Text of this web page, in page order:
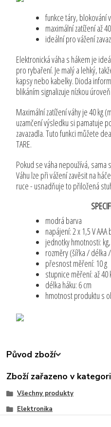
funkce táry, blokování
maximální zatížení až
ideální pro vážení
Elektronická váha s hákem je
pro rybaření. Je malý a lehký,
kapsy nebo kabelky. Dioda
blikáním signalizuje nízkou
Maximální zatížení váhy je 40 kg
uzamčení výsledku si pamatuje
zavazadla. Tuto funkci můžete
TARE.
Pokud se váha nepoužívá, sama
Váhu lze při vážení zavěsit na
ruce - usnadňuje to přiložená
modrá barva
napájení: 2 x 1,5 V
jednotky hmotnosti:
rozměry (šířka / délka
přesnost měření: 10 g
stupnice měření: až 40
délka háku: 6 cm
hmotnost produktu s
Původ zboží
Zboží zařazeno v
Všechny produkty
Elektronika